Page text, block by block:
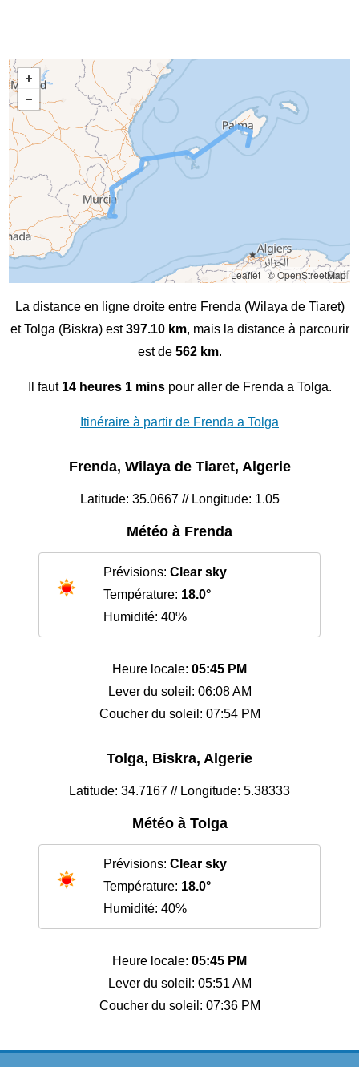
Leaflet|© OpenStreetMap
La distance en ligne droite entre Frenda (Wilaya de Tiaret)
et Tolga (Biskra) est397.10 km, mais la distance à parcourir
est de 562 km.
Il faut 14 heures 1 minspour aller de Frenda a Tolga.
Itinéraire à partir de Frenda a Tolga
Frenda, Wilaya de Tiaret, Algerie
Latitude: 35.0667 // Longitude: 1.05
Météo à Frenda
Prévisions: Clear sky
Température: 18.0°
Humidité: 40%
Heure locale: 05:45 PM
Lever du soleil: 06:08 AM
Coucher du soleil: 07:54 PM
Tolga, Biskra, Algerie
Latitude: 34.7167 // Longitude: 5.38333
Météo à Tolga
Prévisions: Clear sky
Température: 18.0°
Humidité: 40%
Heure locale: 05:45 PM
Lever du soleil: 05:51 AM
Coucher du soleil: 07:36 PM